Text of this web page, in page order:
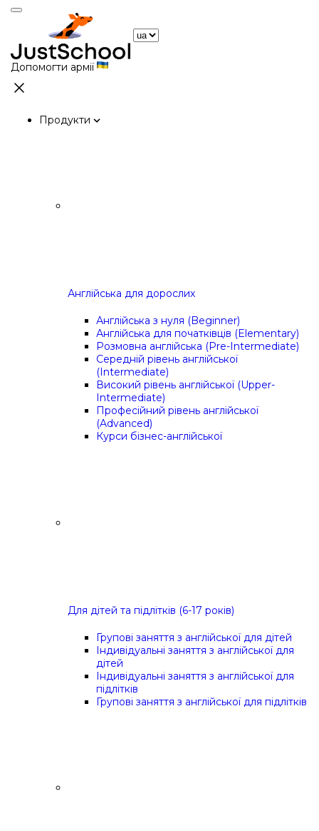
Допомогти армії
Продукти
Англійська для дорослих
Англійська з нуля (Beginner)
Англійська для початківців (Elementary)
Розмовна англійська (Pre-Intermediate)
Середній рівень англійської
(Intermediate)
Високий рівень англійської (Upper-
Intermediate)
Професійний рівень англійської
(Advanced)
Курси бізнес-англійської
Для дітей та підлітків (6-17 років)
Групові заняття з англійської для дітей
Індивідуальні заняття з англійської для
дітей
Індивідуальні заняття з англійської для
підлітків
Групові заняття з англійської для підлітків